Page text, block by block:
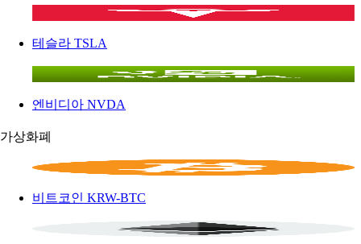
테슬라 TSLA
엔비디아 NVDA
가상화폐
비트코인 KRW-BTC